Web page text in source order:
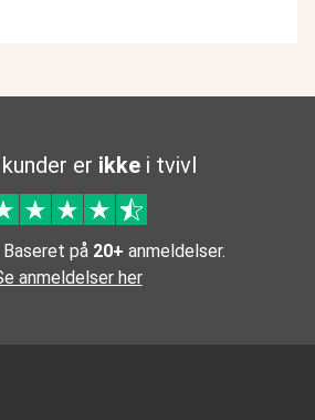
er ikke i tvivl
Baseret på 20+ anmeldelser.
anmeldelser her